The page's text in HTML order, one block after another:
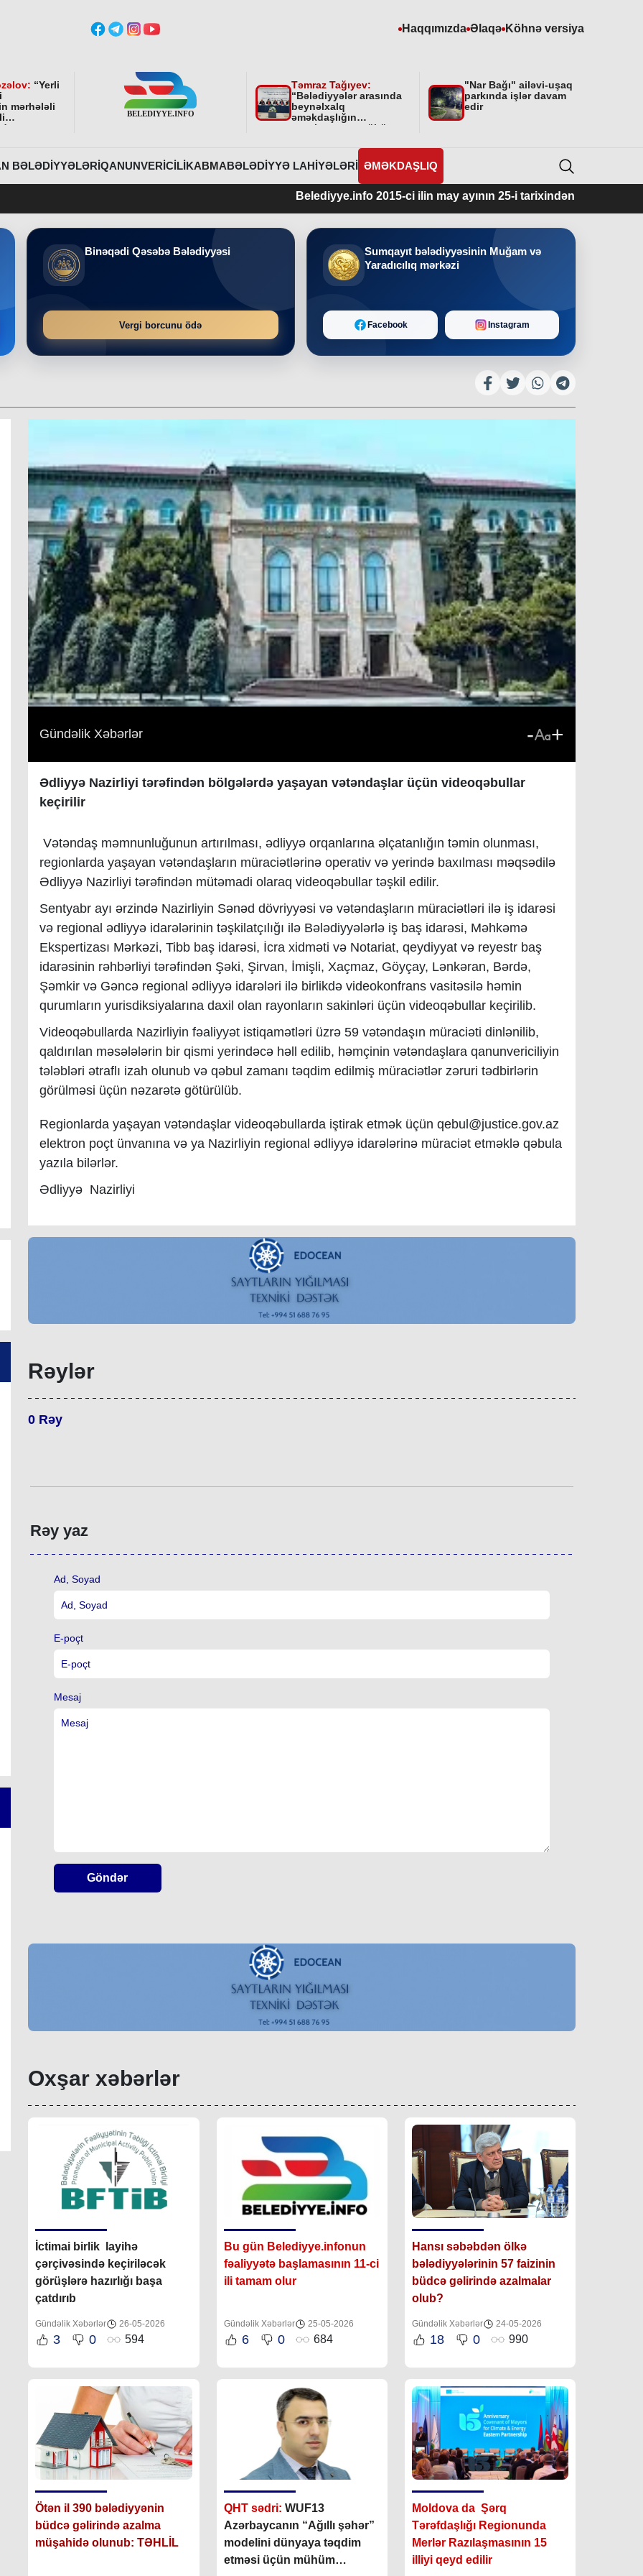
Haqqımızda Əlaqə Köhnə versiya
“Yerli
mərhələli
”
Təmraz Tağıyev:
“Bələdiyyələr arasında
beynəlxalq
əməkdaşlığın
qurulmasının mühüm
"Nar Bağı" ailəvi-uşaq
parkında işlər davam
edir
BƏLƏDIYYƏLƏRIQANUNVERICILIKABMABƏLƏDIYYƏ LAHIYƏLƏRI ƏMƏKDAŞLIQ
Belediyye.info 2015-ci ilin may ayının 25-i tarixindən fəaliyyətdədir.
Binəqədi Qəsəbə Bələdiyyəsi
Vergi borcunu ödə
Sumqayıt bələdiyyəsinin Muğam və
Yaradıcılıq mərkəzi
Facebook Instagram
Gündəlik Xəbərlər - +
Ədliyyə Nazirliyi tərəfindən bölgələrdə yaşayan vətəndaşlar üçün videoqəbullar
keçirilir
Vətəndaş məmnunluğunun artırılması, ədliyyə orqanlarına əlçatanlığın təmin olunması,
regionlarda yaşayan vətəndaşların müraciətlərinə operativ və yerində baxılması məqsədilə
Ədliyyə Nazirliyi tərəfindən mütəmadi olaraq videoqəbullar təşkil edilir.
Sentyabr ayı ərzində Nazirliyin Sənəd dövriyyəsi və vətəndaşların müraciətləri ilə iş idarəsi
və regional ədliyyə idarələrinin təşkilatçılığı ilə Bələdiyyələrlə iş baş idarəsi, Məhkəmə
Ekspertizası Mərkəzi, Tibb baş idarəsi, İcra xidməti və Notariat, qeydiyyat və reyestr baş
idarəsinin rəhbərliyi tərəfindən Şəki, Şirvan, İmişli, Xaçmaz, Göyçay, Lənkəran, Bərdə,
Şəmkir və Gəncə regional ədliyyə idarələri ilə birlikdə videokonfrans vasitəsilə həmin
qurumların yurisdiksiyalarına daxil olan rayonların sakinləri üçün videoqəbullar keçirilib.
Videoqəbullarda Nazirliyin fəaliyyət istiqamətləri üzrə 59 vətəndaşın müraciəti dinlənilib,
qaldırılan məsələlərin bir qismi yerindəcə həll edilib, həmçinin vətəndaşlara qanunvericiliyin
tələbləri ətraflı izah olunub və qəbul zamanı təqdim edilmiş müraciətlər zəruri tədbirlərin
görülməsi üçün nəzarətə götürülüb.
Regionlarda yaşayan vətəndaşlar videoqəbullarda iştirak etmək üçün qebul@justice.gov.az
elektron poçt ünvanına və ya Nazirliyin regional ədliyyə idarələrinə müraciət etməklə qəbula
yazıla bilərlər.
Ədliyyə Nazirliyi
Rəylər
0 Rəy
Rəy yaz
Ad, Soyad
E-poçt
Mesaj
Göndər
Oxşar xəbərlər
İctimai birlik layihə
çərçivəsində keçiriləcək
görüşlərə hazırlığı başa
çatdırıb
Gündəlik Xəbərlər 26-05-2026
3 0 594
Bu gün Belediyye.infonun
fəaliyyətə başlamasının 11-ci
ili tamam olur
Gündəlik Xəbərlər 25-05-2026
6 0 684
Hansı səbəbdən ölkə
bələdiyyələrinin 57 faizinin
büdcə gəlirində azalmalar
olub?
Gündəlik Xəbərlər 24-05-2026
18 0 990
Ötən il 390 bələdiyyənin
büdcə gəlirində azalma
müşahidə olunub: TƏHLİL
QHT sədri: WUF13
Azərbaycanın “Ağıllı şəhər”
modelini dünyaya təqdim
etməsi üçün mühüm
Moldova da Şərq
Tərəfdaşlığı Regionunda
Merlər Razılaşmasının 15
illiyi qeyd edilir